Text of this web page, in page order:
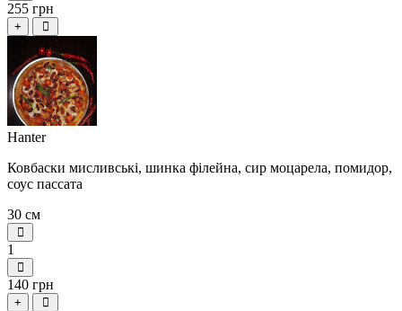
255 грн
+
Нanter
Ковбаски мисливські, шинка філейна, сир моцарела, помидор,
соус пассата
30 см
1
140 грн
+